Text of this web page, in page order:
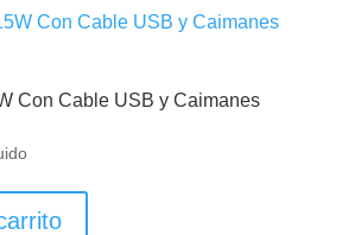
Con Cable USB y Caimanes